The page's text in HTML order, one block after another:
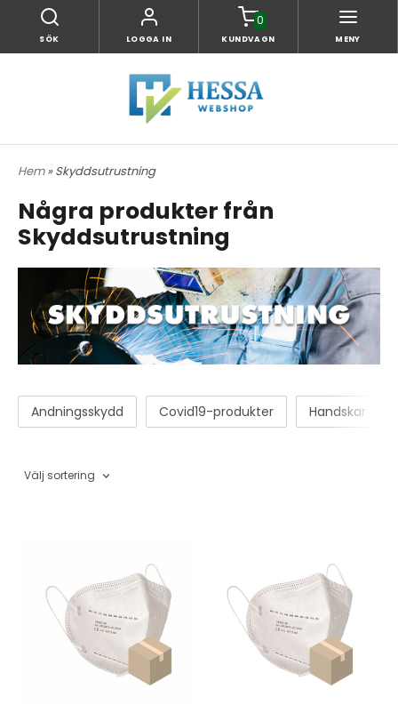
SÖK LOGGA IN
0
KUNDVAGN MENY
Hem» Skyddsutrustning
Några produkter från
Skyddsutrustning
Andningsskydd Covid19-produkter Handskar
Välj sortering